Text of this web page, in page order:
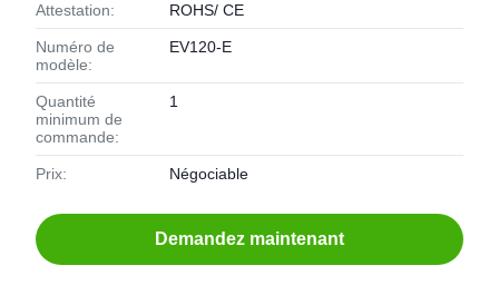
Attestation: ROHS/ CE
Numéro de
modèle:
EV120-E
Quantité
minimum de
commande:
1
Prix: Négociable
Demandez maintenant